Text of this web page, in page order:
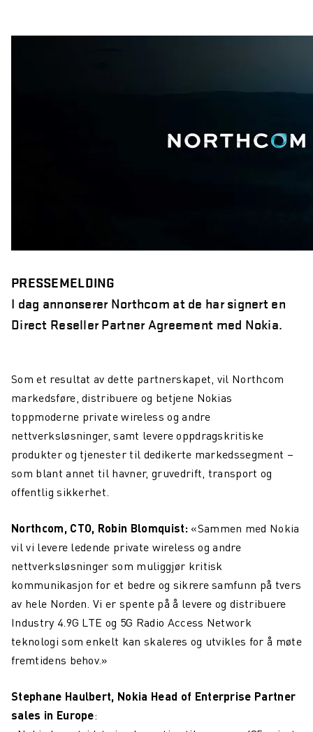
Northcom blir med i Nokia Global Partner Program
PRESSEMELDING
I dag annonserer Northcom at de har signert en
Direct Reseller Partner Agreement med Nokia.
Som et resultat av dette partnerskapet, vil Northcom
markedsføre, distribuere og betjene Nokias
toppmoderne private wireless og andre
nettverksløsninger, samt levere oppdragskritiske
produkter og tjenester til dedikerte markedssegment –
som blant annet til havner, gruvedrift, transport og
offentlig sikkerhet.
Northcom, CTO, Robin Blomquist:«Sammen med Nokia
vil vi levere ledende private wireless og andre
nettverksløsninger som muliggjør kritisk
kommunikasjon for et bedre og sikrere samfunn på tvers
av hele Norden. Vi er spente på å levere og distribuere
Industry 4.9G LTE og 5G Radio Access Network
teknologi som enkelt kan skaleres og utvikles for å møte
fremtidens behov.»
Stephane Haulbert, Nokia Head of Enterprise Partner
sales in Europe: